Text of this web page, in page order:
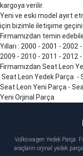
kargoya verilir.
Yeni ve eski model ayırt
için bizimle iletişime
Firmamızdan temin
Yılları : 2000 - 2001 -
2009 - 2010 - 2011 - 2012
Firmamızdan Seat Leon
Seat Leon Yedek Parça -
Seat Leon Yeni Parça -
Yeni Orjinal Parça
Volkswagen Yedek Parça:
araçların orjinal yedek